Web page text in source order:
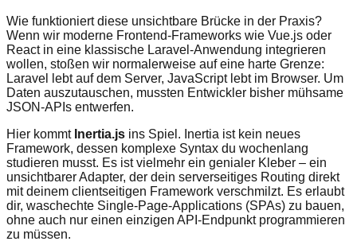
Wie funktioniert diese unsichtbare Brücke in der Praxis?
Wenn wir moderne Frontend-Frameworks wie Vue.js oder
React in eine klassische Laravel-Anwendung integrieren
wollen, stoßen wir normalerweise auf eine harte Grenze:
Laravel lebt auf dem Server, JavaScript lebt im Browser. Um
Daten auszutauschen, mussten Entwickler bisher mühsame
JSON-APIs entwerfen.
Hier kommt Inertia.js ins Spiel. Inertia ist kein neues
Framework, dessen komplexe Syntax du wochenlang
studieren musst. Es ist vielmehr ein genialer Kleber – ein
unsichtbarer Adapter, der dein serverseitiges Routing direkt
mit deinem clientseitigen Framework verschmilzt. Es erlaubt
dir, waschechte Single-Page-Applications (SPAs) zu bauen,
ohne auch nur einen einzigen API-Endpunkt programmieren
zu müssen.